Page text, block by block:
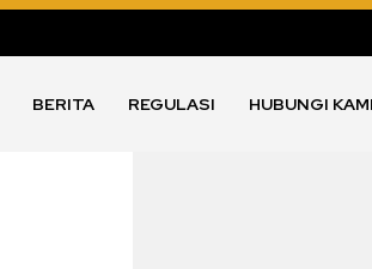
BERITA REGULASI HUBUNGI KAMI